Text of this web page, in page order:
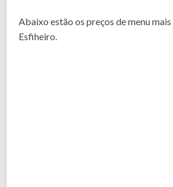
Abaixo estão os preços de menu
Esfiheiro.